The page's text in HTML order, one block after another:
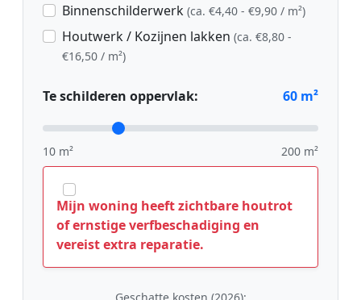
Binnenschilderwerk (ca. €4,40 - €9,90 / m²)
Houtwerk / Kozijnen lakken (ca. €8,80 -
€16,50 / m²)
Te schilderen oppervlak: 60 m²
10 m² 200 m²
Mijn woning heeft zichtbare houtrot
of ernstige verfbeschadiging en
vereist extra reparatie.
Geschatte kosten (2026):